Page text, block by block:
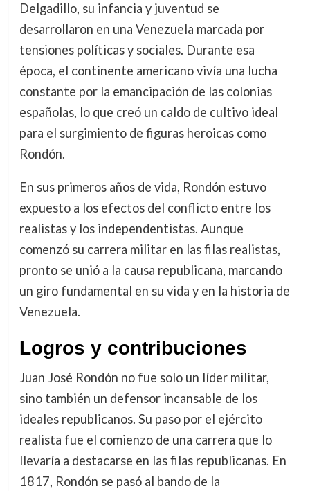
Delgadillo, su infancia y juventud se
desarrollaron en una Venezuela marcada por
tensiones políticas y sociales. Durante esa
época, el continente americano vivía una lucha
constante por la emancipación de las colonias
españolas, lo que creó un caldo de cultivo ideal
para el surgimiento de figuras heroicas como
Rondón.
En sus primeros años de vida, Rondón estuvo
expuesto a los efectos del conflicto entre los
realistas y los independentistas. Aunque
comenzó su carrera militar en las filas realistas,
pronto se unió a la causa republicana, marcando
un giro fundamental en su vida y en la historia de
Venezuela.
Logros y contribuciones
Juan José Rondón no fue solo un líder militar,
sino también un defensor incansable de los
ideales republicanos. Su paso por el ejército
realista fue el comienzo de una carrera que lo
llevaría a destacarse en las filas republicanas. En
1817, Rondón se pasó al bando de la